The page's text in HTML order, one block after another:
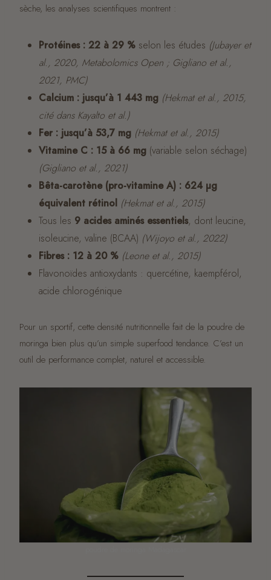
sèche, les analyses scientifiques montrent :
Protéines : 22 à 29 % selon les études (Jubayer et
al., 2020, Metabolomics Open ; Gigliano et al.,
2021, PMC)
Calcium : jusqu’à 1 443 mg (Hekmat et al., 2015,
cité dans Kayalto et al.)
Fer : jusqu’à 53,7 mg (Hekmat et al., 2015)
Vitamine C : 15 à 66 mg (variable selon séchage)
(Gigliano et al., 2021)
Bêta-carotène (pro-vitamine A) : 624 µg
équivalent rétinol (Hekmat et al., 2015)
Tous les 9 acides aminés essentiels, dont leucine,
isoleucine, valine (BCAA) (Wijoyo et al., 2022)
Fibres : 12 à 20 % (Leone et al., 2015)
Flavonoïdes antioxydants : quercétine, kaempférol,
acide chlorogénique
Pour un sportif, cette densité nutritionnelle fait de la poudre de
moringa bien plus qu’un simple superfood tendance. C’est un
outil de performance complet, naturel et accessible.